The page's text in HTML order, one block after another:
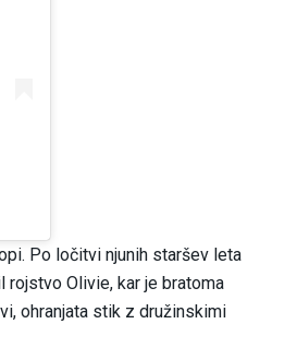
Po ločitvi njunih staršev leta
Olivie, kar je bratoma
ohranjata stik z družinskimi